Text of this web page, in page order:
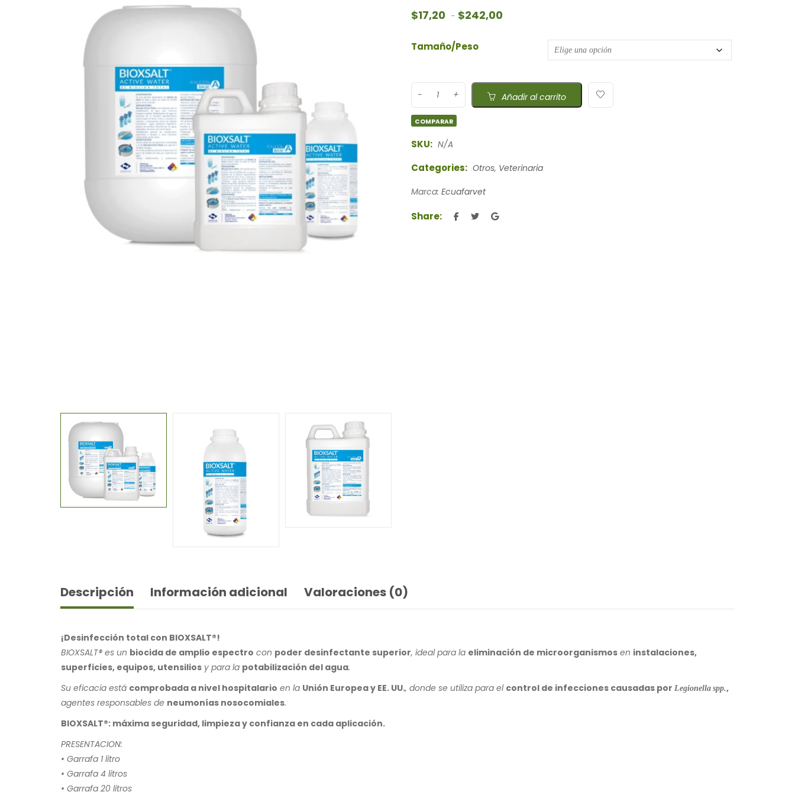
$17,20 - $242,00
Tamaño/Peso
Añadir al carrito
COMPARAR
SKU: N/A
Categories: Otros, Veterinaria
Marca: Ecuafarvet
Share:
Descripción Información adicional Valoraciones (0)
¡Desinfección total con BIOXSALT®!
BIOXSALT® es un biocida de amplio espectro con poder desinfectante superior, ideal para la eliminación de microorganismos en instalaciones,
superficies, equipos, utensilios y para la potabilización del agua.
Su eficacia está comprobada a nivel hospitalario en la Unión Europea y EE. UU., donde se utiliza para el control de infecciones causadas por Legionella spp.,
agentes responsables de neumonías nosocomiales.
BIOXSALT®: máxima seguridad, limpieza y confianza en cada aplicación.
PRESENTACION:
• Garrafa 1 litro
• Garrafa 4 litros
• Garrafa 20 litros